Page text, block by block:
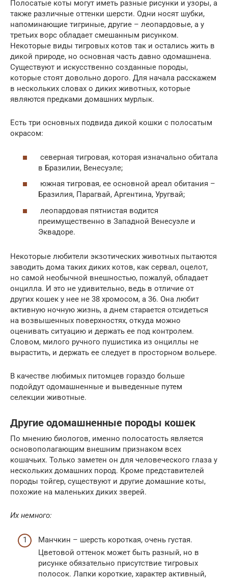
Полосатые коты могут иметь разные рисунки и узоры, а
также различные оттенки шерсти. Одни носят шубки,
напоминающие тигриные, другие – леопардовые, а у
третьих ворс обладает смешанным рисунком.
Некоторые виды тигровых котов так и остались жить в
дикой природе, но основная часть давно одомашнена.
Существуют и искусственно созданные породы,
которые стоят довольно дорого. Для начала расскажем
в нескольких словах о диких животных, которые
являются предками домашних мурлык.
Есть три основных подвида дикой кошки с полосатым
окрасом:
северная тигровая, которая изначально обитала
в Бразилии, Венесуэле;
южная тигровая, ее основной ареал обитания –
Бразилия, Парагвай, Аргентина, Уругвай;
леопардовая пятнистая водится
преимущественно в Западной Венесуэле и
Эквадоре.
Некоторые любители экзотических животных пытаются
заводить дома таких диких котов, как сервал, оцелот,
но самой необычной внешностью, пожалуй, обладает
онцилла. И это не удивительно, ведь в отличие от
других кошек у нее не 38 хромосом, а 36. Она любит
активную ночную жизнь, а днем старается отсидеться
на возвышенных поверхностях, откуда можно
оценивать ситуацию и держать ее под контролем.
Словом, милого ручного пушистика из онциллы не
вырастить, и держать ее следует в просторном вольере.
В качестве любимых питомцев гораздо больше
подойдут одомашненные и выведенные путем
селекции животные.
Другие одомашненные породы кошек
По мнению биологов, именно полосатость является
основополагающим внешним признаком всех
кошачьих. Только заметен он для человеческого глаза у
нескольких домашних пород. Кроме представителей
породы тойгер, существуют и другие домашние коты,
похожие на маленьких диких зверей.
Их немного:
Манчкин – шерсть короткая, очень густая.
Цветовой оттенок может быть разный, но в
рисунке обязательно присутствие тигровых
полосок. Лапки короткие, характер активный,